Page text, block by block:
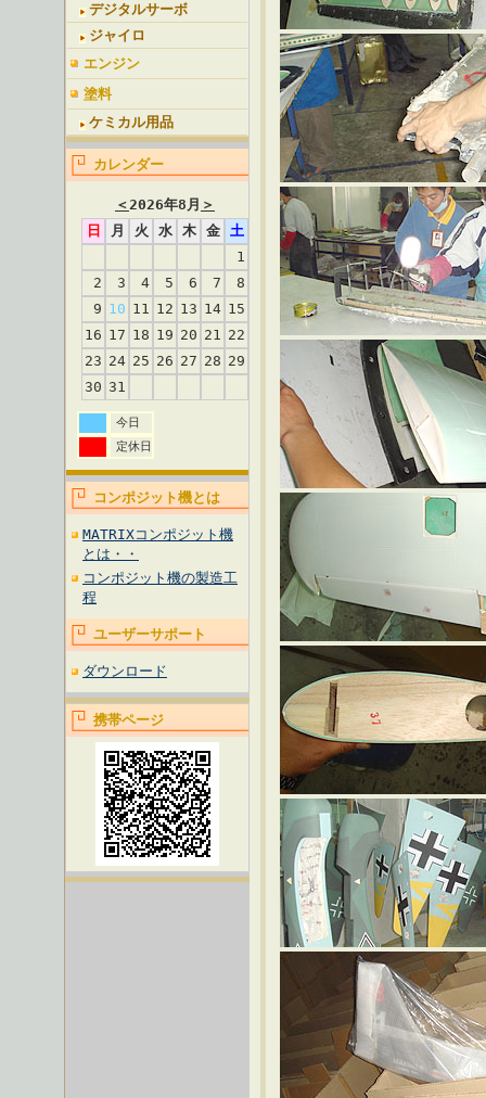
デジタルサーボ
ジャイロ
エンジン
塗料
ケミカル用品
カレンダー
＜2026年8月 ＞
日
月 火 水 木 金
土
1
2
3 4 5 6 7
8
9 10 11 12 13 14 15
16 17 18 19 20 21 22
23 24 25 26 27 28 29
30 31
今日
定休日
コンポジット機とは
MATRIXコンポジット機
とは・・
コンポジット機の製造工
程
ユーザーサポート
ダウンロード
携帯ページ